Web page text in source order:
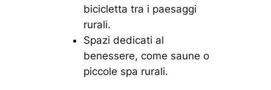
bicicletta tra i paesaggi
rurali.
Spazi dedicati al
benessere, come saune o
piccole spa rurali.